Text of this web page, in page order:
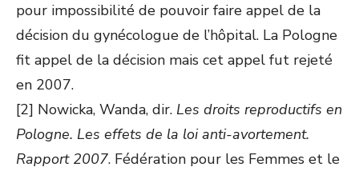
pour impossibilité de pouvoir faire appel de la
décision du gynécologue de l’hôpital. La Pologne
fit appel de la décision mais cet appel fut rejeté
en 2007.
[2] Nowicka, Wanda, dir. Les droits reproductifs en
Pologne. Les effets de la loi anti-avortement.
Rapport 2007. Fédération pour les Femmes et le